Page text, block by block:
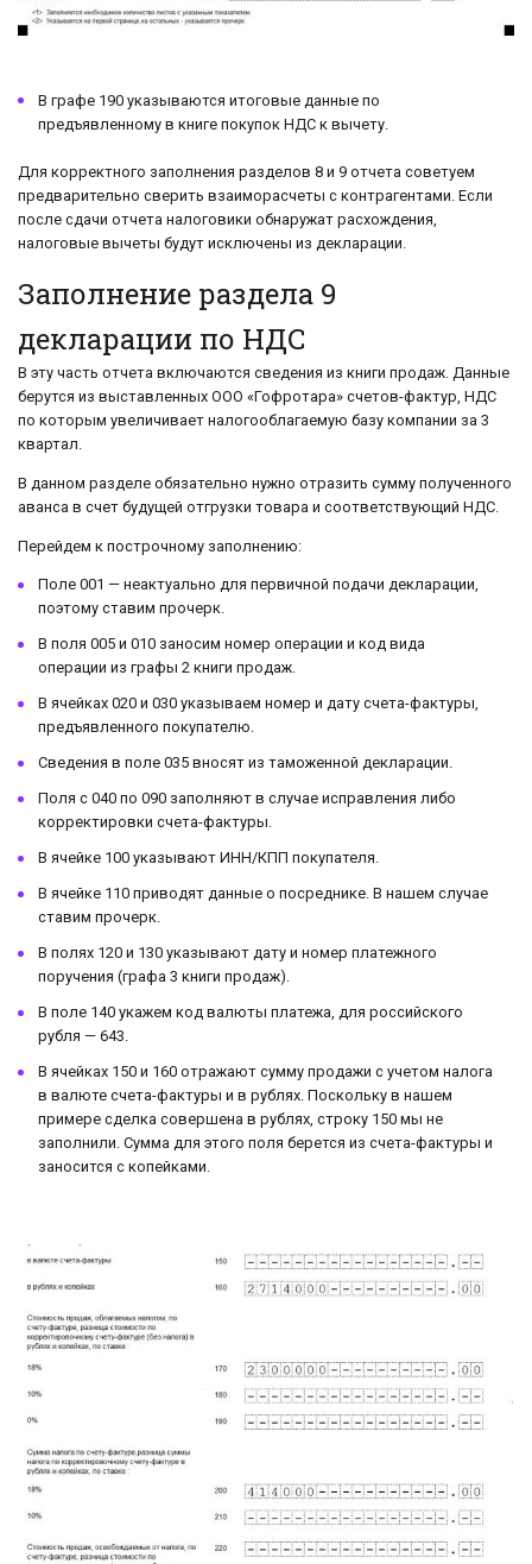
В графе 190 указываются итоговые данные по
предъявленному в книге покупок НДС к вычету.
Для корректного заполнения разделов 8 и 9 отчета советуем
предварительно сверить взаиморасчеты с контрагентами. Если
после сдачи отчета налоговики обнаружат расхождения,
налоговые вычеты будут исключены из декларации.
Заполнение раздела 9
декларации по НДС
В эту часть отчета включаются сведения из книги продаж. Данные
берутся из выставленных ООО «Гофротара» счетов-фактур, НДС
по которым увеличивает налогооблагаемую базу компании за 3
квартал.
В данном разделе обязательно нужно отразить сумму полученного
аванса в счет будущей отгрузки товара и соответствующий НДС.
Перейдем к построчному заполнению:
Поле 001 — неактуально для первичной подачи декларации,
поэтому ставим прочерк.
В поля 005 и 010 заносим номер операции и код вида
операции из графы 2 книги продаж.
В ячейках 020 и 030 указываем номер и дату счета-фактуры,
предъявленного покупателю.
Сведения в поле 035 вносят из таможенной декларации.
Поля с 040 по 090 заполняют в случае исправления либо
корректировки счета-фактуры.
В ячейке 100 указывают ИНН/КПП покупателя.
В ячейке 110 приводят данные о посреднике. В нашем случае
ставим прочерк.
В полях 120 и 130 указывают дату и номер платежного
поручения (графа 3 книги продаж).
В поле 140 укажем код валюты платежа, для российского
рубля — 643.
В ячейках 150 и 160 отражают сумму продажи с учетом налога
в валюте счета-фактуры и в рублях. Поскольку в нашем
примере сделка совершена в рублях, строку 150 мы не
заполнили. Сумма для этого поля берется из счета-фактуры и
заносится с копейками.